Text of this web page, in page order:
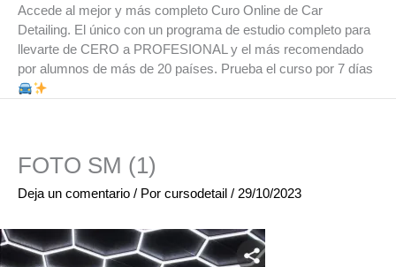
Accede al mejor y más completo Curo Online de Car
Detailing. El único con un programa de estudio completo para
llevarte de CERO a PROFESIONAL y el más recomendado
por alumnos de más de 20 países. Prueba el curso por 7 días
FOTO SM (1)
Deja un comentario / Por cursodetail / 29/10/2023